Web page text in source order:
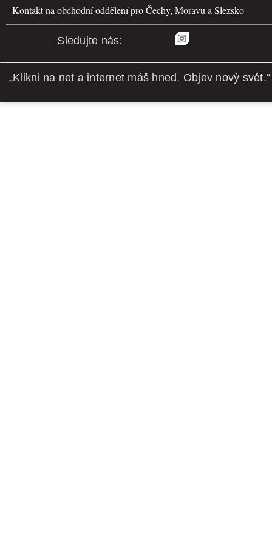
Kontakt na obchodní oddělení pro Čechy, Moravu a Slezsko
Sledujte nás:
„Klikni na net a internet máš hned. Objev nový svět.“